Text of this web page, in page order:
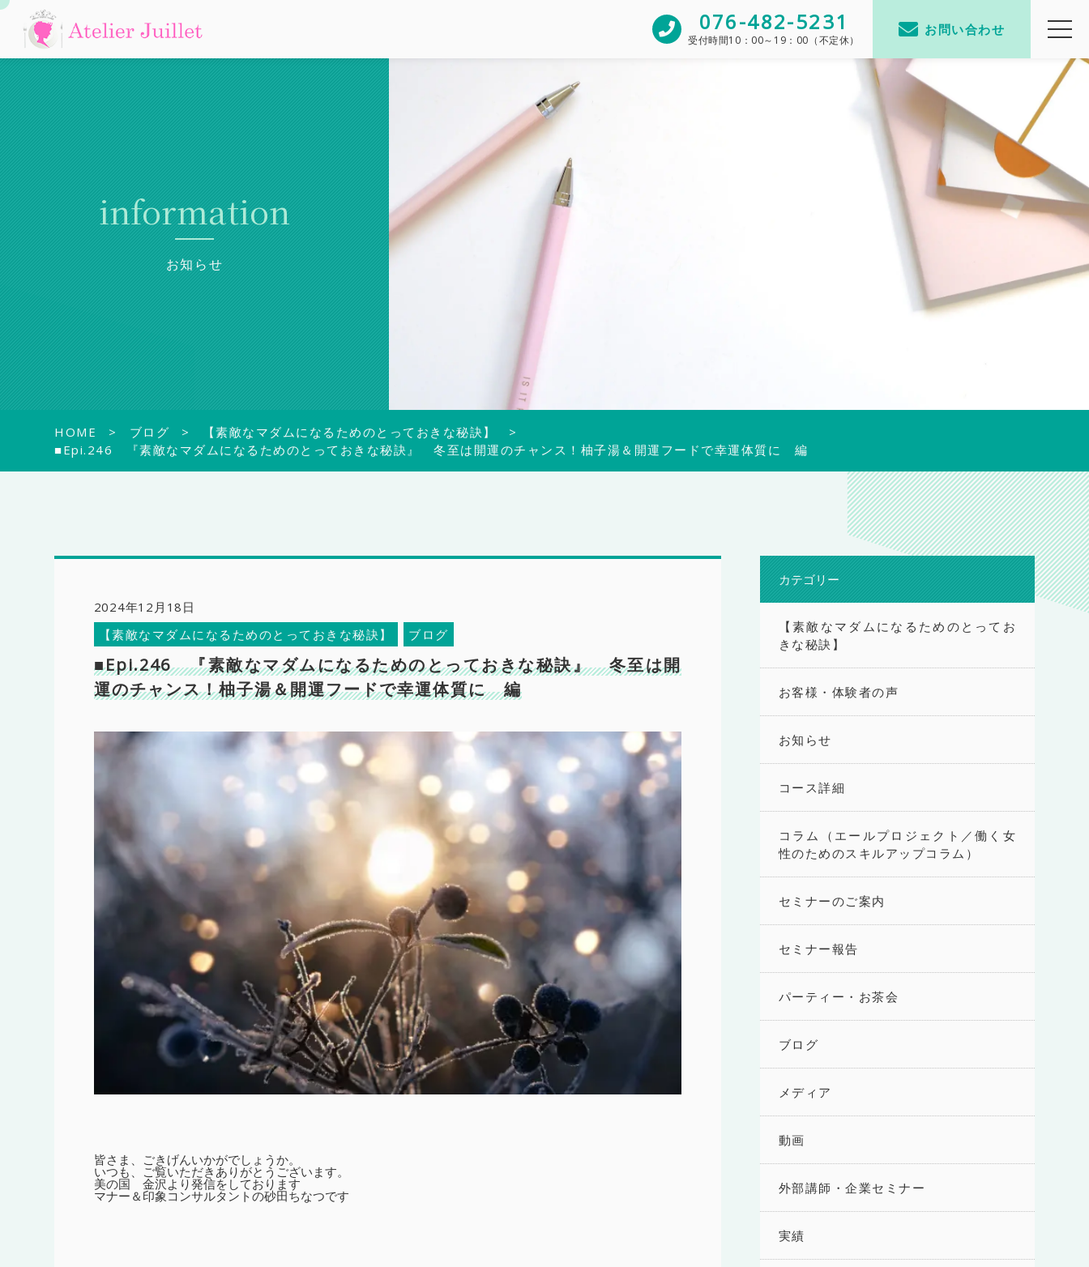
076-482-5231
受付時間10：00～19：00（不定休）
お問い合わせ
information
お知らせ
HOME ブログ
【素敵なマダムになるためのとっておきな秘訣】
■Epi.246 『素敵なマダムになるためのとっておきな秘訣』 冬至は開運のチャンス！柚子湯＆開運フードで幸運体質に 編
2024年12月18日
【素敵なマダムになるためのとっておきな秘訣】
ブログ
■Epi.246 『素敵なマダムになるためのとっておきな秘訣』 冬至は開
運のチャンス！柚子湯＆開運フードで幸運体質に 編
皆さま、ごきげんいかがでしょうか。
いつも、ご覧いただきありがとうございます。
美の国 金沢より発信をしております
マナー＆印象コンサルタントの砂田ちなつです
カテゴリー
【素敵なマダムになるためのとってお
きな秘訣】
お客様・体験者の声
お知らせ
コース詳細
コラム（エールプロジェクト／働く女
性のためのスキルアップコラム）
セミナーのご案内
セミナー報告
パーティー・お茶会
ブログ
メディア
動画
外部講師・企業セミナー
実績